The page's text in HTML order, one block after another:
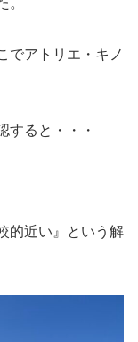
。
でアトリエ・キノ
すると・・・
的近い』という解